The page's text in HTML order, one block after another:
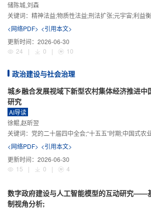
储陈城,刘森
关键词： 精神法益;物质性法益;刑法扩张;元宇宙;利益
<网络PDF> <引用本文>
更新时间： 2026-06-30
24
| 0 | 10
政治建设与社会治理
城乡融合发展视域下新型农村集体经济推进中
研究
AI导读
徐鲲,赵昕翌
关键词： 党的二十届四中全会;“十五五”时期;中国式农业农村现代化;新型农村
<网络PDF> <引用本文>
更新时间： 2026-06-30
15
| 0 | 4
数字政府建设与人工智能模型的互动研究——
制视角分析;